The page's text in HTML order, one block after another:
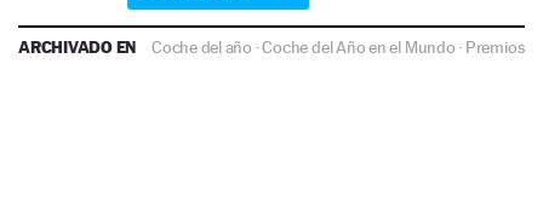
ARCHIVADO EN Coche del año ·Coche del Año en el Mundo · Premios